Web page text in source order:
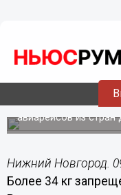
Более 34 кг
грузов изъято
Всего за октябрь
авиарейсов из стран
Нижний Новгород.
Более 34 кг